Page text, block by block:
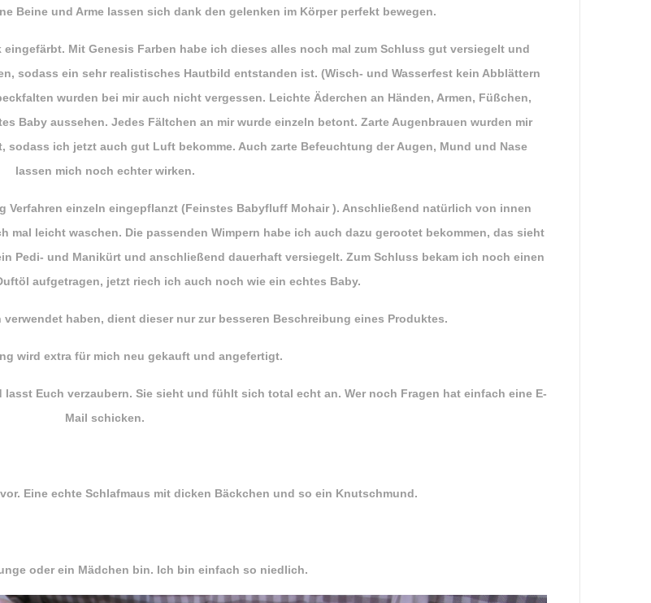
Beine und Arme lassen sich dank den gelenken im Körper perfekt bewegen.
Mit Genesis Farben habe ich dieses alles noch mal zum Schluss gut versiegelt und
sodass ein sehr realistisches Hautbild entstanden ist. (Wisch- und Wasserfest kein Abblättern
wurden bei mir auch nicht vergessen. Leichte Äderchen an Händen, Armen, Füßchen,
Baby aussehen. Jedes Fältchen an mir wurde einzeln betont. Zarte Augenbrauen wurden mir
ich jetzt auch gut Luft bekomme. Auch zarte Befeuchtung der Augen, Mund und Nase
lassen mich noch echter wirken.
Verfahren einzeln eingepflanzt (Feinstes Babyfluff Mohair ). Anschließend natürlich von innen
mal leicht waschen. Die passenden Wimpern habe ich auch dazu gerootet bekommen, das sieht
Pedi- und Manikürt und anschließend dauerhaft versiegelt. Zum Schluss bekam ich noch einen
aufgetragen, jetzt riech ich auch noch wie ein echtes Baby.
haben, dient dieser nur zur besseren Beschreibung eines Produktes.
wird extra für mich neu gekauft und angefertigt.
Euch verzaubern. Sie sieht und fühlt sich total echt an. Wer noch Fragen hat einfach eine E-
Mail schicken.
Eine echte Schlafmaus mit dicken Bäckchen und so ein Knutschmund.
oder ein Mädchen bin. Ich bin einfach so niedlich.